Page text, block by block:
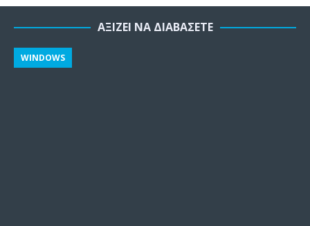
ΑΞΊΖΕΙ ΝΑ ΔΙΑΒΆΣΕΤΕ
WINDOWS